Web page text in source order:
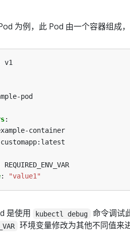
为例，此 Pod 由一个容器组成
v1
pod
:
container
customapp:latest
REQUIRED_ENV_VAR
: "value1"
是使用 kubectl debug 命令调试
环境变量修改为其他不同值来